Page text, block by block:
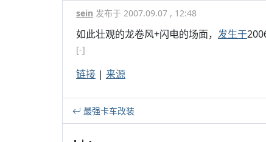
sein 发布于 2007.09.07 , 12:48
如此壮观的龙卷风+闪电的场面， 发生于
[-]
链接 | 来源
最强卡车改装